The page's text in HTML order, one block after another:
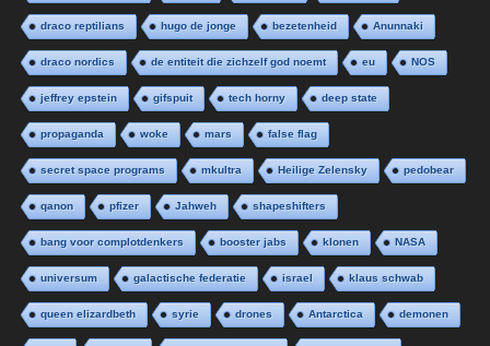
draco reptilians hugo de jonge bezetenheid Anunnaki
draco nordics de entiteit die zichzelf god noemt eu NOS
jeffrey epstein gifspuit tech horny deep state
propaganda woke mars false flag
secret space programs mkultra Heilige Zelensky pedobear
qanon pfizer Jahweh shapeshifters
bang voor complotdenkers booster jabs klonen NASA
universum galactische federatie israel klaus schwab
queen elizardbeth syrie drones Antarctica demonen